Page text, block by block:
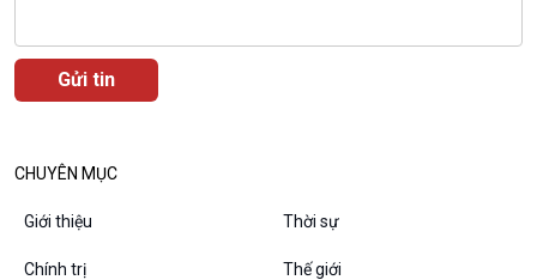
Câu chuyện thời sự
CHUYÊN MỤC
Giới thiệu Thời sự
Chính trị Thế giới